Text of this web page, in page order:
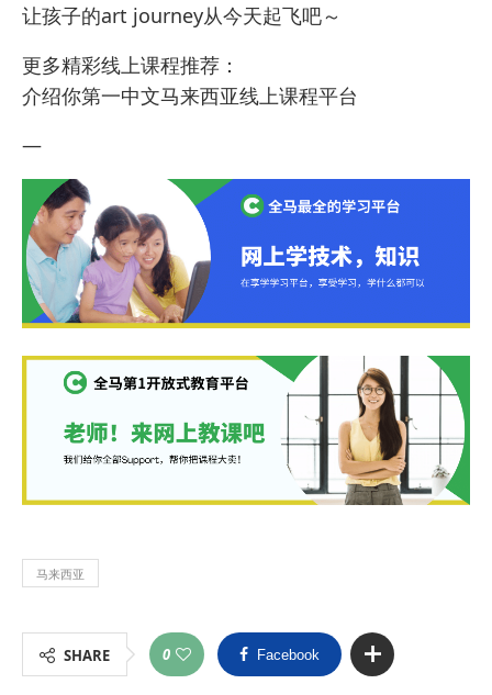
让孩子的art journey从今天起飞吧～
更多精彩线上课程推荐：
介绍你第一中文马来西亚线上课程平台
—
马来西亚
SHARE 0 Facebook